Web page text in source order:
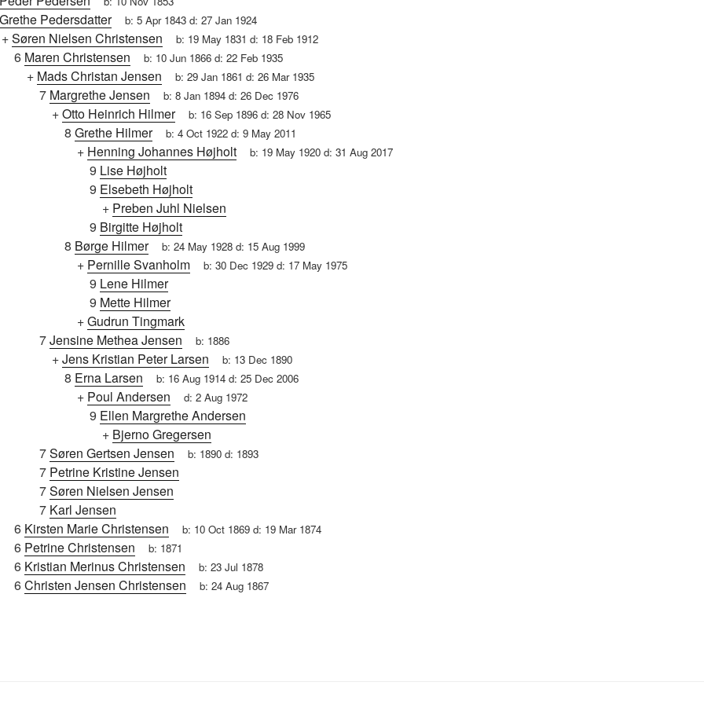
Grethe Pedersdatter b:5 Apr 1843 d:27 Jan 1924
+Søren Nielsen Christensen b: 19 May 1831 d: 18 Feb 1912
6 Maren Christensen b: 10 Jun 1866 d:22 Feb 1935
+ Mads Christan Jensen b:29 Jan 1861 d:26 Mar 1935
7 Margrethe Jensen b:8 Jan 1894 d:26 Dec 1976
+Otto Heinrich Hilmer b: 16 Sep 1896 d:28 Nov 1965
8 Grethe Hilmer b:4 Oct 1922 d:9 May 2011
+ Henning Johannes Højholt b: 19 May 1920 d:31 Aug 2017
9 Lise Højholt
9 Elsebeth Højholt
+ Preben Juhl Nielsen
9 Birgitte Højholt
8 Børge Hilmer b:24 May 1928 d: 15 Aug 1999
+ Pernille Svanholm b:30 Dec 1929 d: 17 May 1975
9 Lene Hilmer
9 Mette Hilmer
+Gudrun Tingmark
7Jensine Methea Jensen b: 1886
+Jens Kristian Peter Larsen b: 13 Dec 1890
8 Erna Larsen b: 16 Aug 1914 d:25 Dec 2006
+ Poul Andersen d:2 Aug 1972
9 Ellen Margrethe Andersen
+ Bjerno Gregersen
7Søren Gertsen Jensen b: 1890 d: 1893
7 Petrine Kristine Jensen
7Søren Nielsen Jensen
7 Karl Jensen
6 Kirsten Marie Christensen b: 10 Oct 1869 d: 19 Mar 1874
6 Petrine Christensen b: 1871
6 Kristian Merinus Christensen b:23 Jul 1878
6Christen Jensen Christensen b:24 Aug 1867